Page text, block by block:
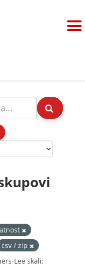
csv / zip
Lee skali: